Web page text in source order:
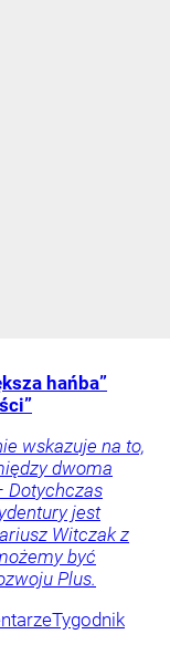
hańba”
wskazuje na to,
dwoma
Dotychczas
jest
Witczak z
być
Plus.
Tygodnik